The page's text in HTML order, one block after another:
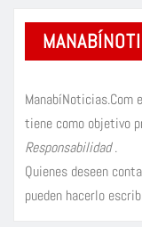
ManabíNoticias.Com
tiene como objetivo
Responsabilidad.
Quienes deseen
pueden hacerlo